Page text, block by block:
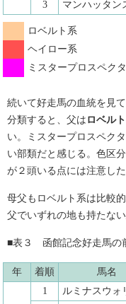
3 マンハッタン
ロベルト系
ヘイロー系
ミスタープロスペク
続いて好走馬の血統を見
分類すると、父は ロベル
い。ミスタープロスペク
い部類だと感じる。色区
が２頭いる点には注意した
母父もロベルト系は比較
父でいずれの地も持たな
■表３ 函館記念好走馬の
年 着順 馬名
1 ルミナスウォ